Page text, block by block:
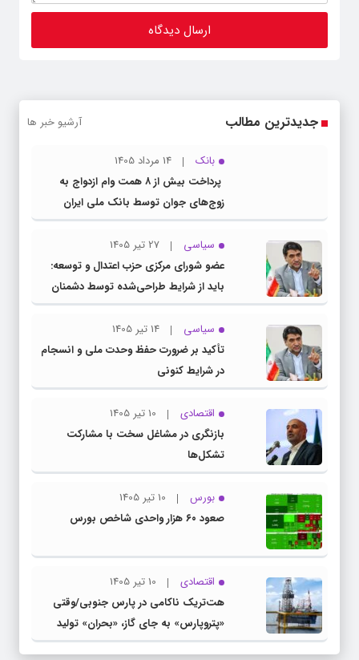
جدیدترین مطالب آرشیو خبر ها
بانک
14 مرداد 1405
پرداخت بیش از ۸ همت وام ازدواج به
زوج‌های جوان توسط بانک ملی ایران
سیاسی
27 تیر 1405
عضو شورای مرکزی حزب اعتدال و توسعه:
باید از شرایط طراحی‌شده توسط دشمنان
عبور کنیم
سیاسی
14 تیر 1405
تأکید بر ضرورت حفظ وحدت ملی و انسجام
در شرایط کنونی
اقتصادی
10 تیر 1405
بازنگری در مشاغل سخت با مشارکت
تشکل‌ها
بورس
10 تیر 1405
صعود ۶۰ هزار واحدی شاخص بورس
اقتصادی
10 تیر 1405
هت‌تریک ناکامی در پارس جنوبی/وقتی
«پتروپارس» به جای گاز، «بحران» تولید
می‌کند